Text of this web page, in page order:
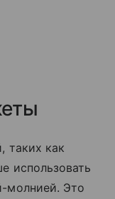
таких как
использовать
молнией. Это